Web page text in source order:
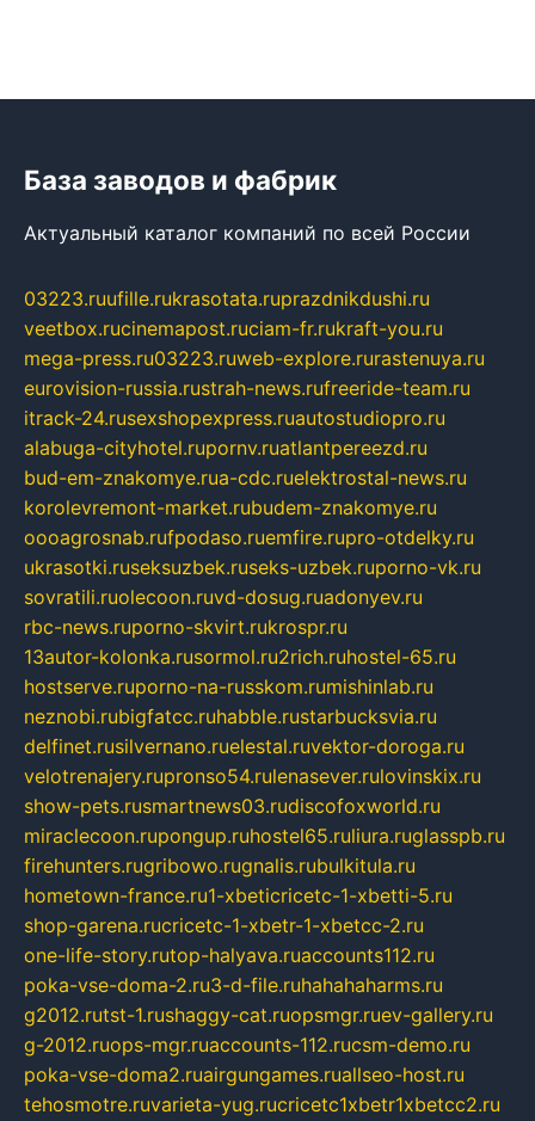
База заводов и фабрик
Актуальный каталог компаний по всей России
03223.ruufille.rukrasotata.ruprazdnikdushi.ru
veetbox.rucinemapost.ruciam-fr.rukraft-you.ru
mega-press.ru03223.ruweb-explore.rurastenuya.ru
eurovision-russia.rustrah-news.rufreeride-team.ru
itrack-24.rusexshopexpress.ruautostudiopro.ru
alabuga-cityhotel.rupornv.ruatlantpereezd.ru
bud-em-znakomye.rua-cdc.ruelektrostal-news.ru
korolevremont-market.rubudem-znakomye.ru
oooagrosnab.rufpodaso.ruemfire.rupro-otdelky.ru
ukrasotki.ruseksuzbek.ruseks-uzbek.ruporno-vk.ru
sovratili.ruolecoon.ruvd-dosug.ruadonyev.ru
rbc-news.ruporno-skvirt.rukrospr.ru
13autor-kolonka.rusormol.ru2rich.ruhostel-65.ru
hostserve.ruporno-na-russkom.rumishinlab.ru
neznobi.rubigfatcc.ruhabble.rustarbucksvia.ru
delfinet.rusilvernano.ruelestal.ruvektor-doroga.ru
velotrenajery.rupronso54.rulenasever.rulovinskix.ru
show-pets.rusmartnews03.rudiscofoxworld.ru
miraclecoon.rupongup.ruhostel65.ruliura.ruglasspb.ru
firehunters.rugribowo.rugnalis.rubulkitula.ru
hometown-france.ru1-xbeticricetc-1-xbetti-5.ru
shop-garena.rucricetc-1-xbetr-1-xbetcc-2.ru
one-life-story.rutop-halyava.ruaccounts112.ru
poka-vse-doma-2.ru3-d-file.ruhahahaharms.ru
g2012.rutst-1.rushaggy-cat.ruopsmgr.ruev-gallery.ru
g-2012.ruops-mgr.ruaccounts-112.rucsm-demo.ru
poka-vse-doma2.ruairgungames.ruallseo-host.ru
tehosmotre.ruvarieta-yug.rucricetc1xbetr1xbetcc2.ru